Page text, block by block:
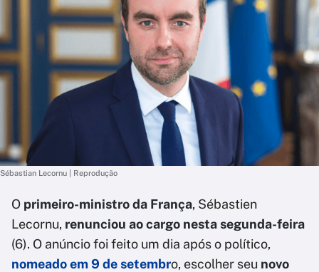
Sébastian Lecornu | Reprodução
O primeiro-ministro da França, Sébastien
Lecornu, renunciou ao cargo nesta segunda-feira
(6). O anúncio foi feito um dia após o político,
nomeado em 9 de setembro, escolher seu novo